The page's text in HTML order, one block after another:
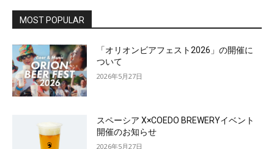
MOST POPULAR
「オリオンビアフェスト2026」の開催に
ついて
2026年5月27日
スペーシア X×COEDO BREWERYイベント
開催のお知らせ
2026年5月27日